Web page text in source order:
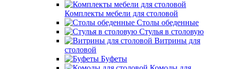
Комплекты мебели для столовой
Столы обеденные
Стулья в столовую
Витрины для
столовой
Буфеты